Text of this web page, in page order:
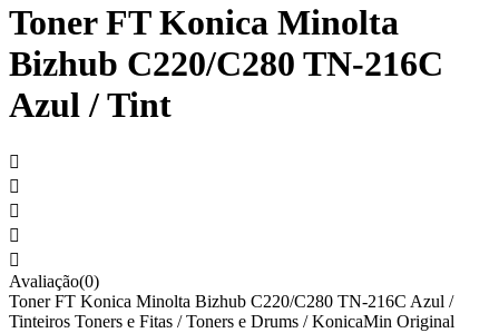
Toner FT Konica Minolta
Bizhub C220/C280 TN-216C
Azul / Tint





Avaliação(0)
Toner FT Konica Minolta Bizhub C220/C280 TN-216C Azul /
Tinteiros Toners e Fitas / Toners e Drums / KonicaMin Original